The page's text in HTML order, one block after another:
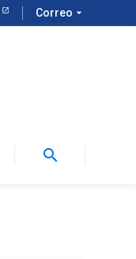
Correo arrow_drop_down
search